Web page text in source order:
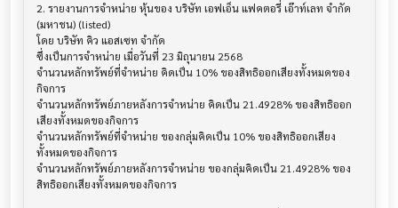
2. รายงานการจำหน่าย หุ้นของ บริษัท เอฟเอ็น แฟคตอรี่ เอ๊าท์เลท จำกัด
(มหาชน) (listed)
โดย บริษัท คิว แอสเซท จำกัด
ซึ่งเป็นการจำหน่าย เมื่อวันที่ 23 มิถุนายน 2568
จำนวนหลักทรัพย์ที่จำหน่าย คิดเป็น 10% ของสิทธิออกเสียงทั้งหมดของ
กิจการ
จำนวนหลักทรัพย์ภายหลังการจำหน่าย คิดเป็น 21.4928% ของสิทธิออก
เสียงทั้งหมดของกิจการ
จำนวนหลักทรัพย์ที่จำหน่าย ของกลุ่มคิดเป็น 10% ของสิทธิออกเสียง
ทั้งหมดของกิจการ
จำนวนหลักทรัพย์ภายหลังการจำหน่าย ของกลุ่มคิดเป็น 21.4928% ของ
สิทธิออกเสียงทั้งหมดของกิจการ